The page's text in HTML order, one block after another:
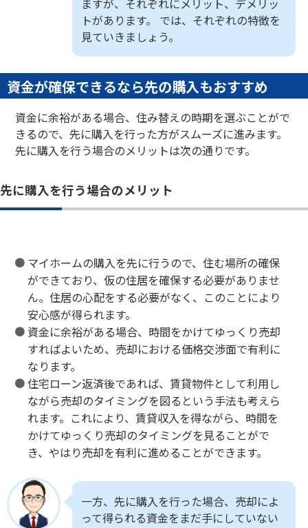
ますが、それぞれにメリット、デメリッ
トがあります。 では、それぞれの特徴を
見ていきましょう。
資金が確保できるなら先の購入もおすすめ
資金に余裕がある場合、住み替えの時期を選ぶことがで
きるので、先に購入を行った方がスムーズに進みます。
先に購入を行う場合のメリットは次の通りです。
先に購入を行う場合のメリット
マイホームの購入を先に行うので、住む場所の確保
ができており、仮の住居を確保する必要がありませ
ん。住居の心配をする必要がなく、このことにより
安心感が得られます。
資金に余裕がある場合、時間をかけてゆっくり売却
すればよいため、売却における価格交渉面で有利に
なります。
住宅ローン返済後であれば、賃貸物件として利用し
ながら売却のタイミングを図るという手法も考えら
れます。これにより、賃貸収入を得ながら、時間を
かけてゆっくり売却のタイミングを見ることがで
き、やはり売却を有利に進めることができます。
一方、先に購入を行った場合、売却によ
って得られる資金をまだ手にしていない